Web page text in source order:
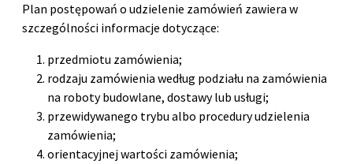
Plan postępowań o udzielenie zamówień zawiera w
szczególności informacje dotyczące:
przedmiotu zamówienia;
rodzaju zamówienia według podziału na zamówienia
na roboty budowlane, dostawy lub usługi;
przewidywanego trybu albo procedury udzielenia
zamówienia;
orientacyjnej wartości zamówienia;